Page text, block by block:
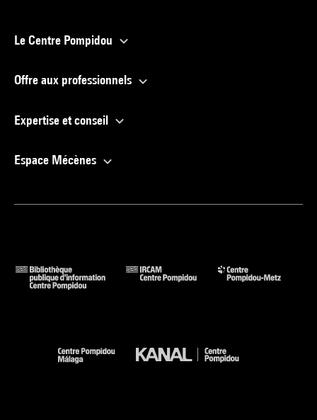
Le Centre Pompidou
Offre aux professionnels
Expertise et conseil
Espace Mécènes